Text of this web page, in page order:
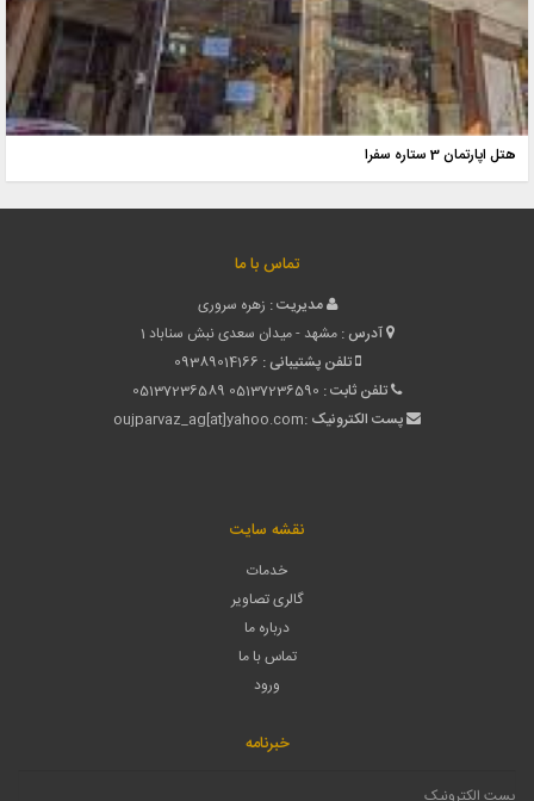
هتل اپارتمان 3 ستاره سفرا
تماس با ما
مدیریت : زهره سروری
آدرس : مشهد - میدان سعدی نبش سناباد 1
تلفن پشتیبانی : 09389014166
تلفن ثابت : 05137236590
05137236589
پست الکترونیک :oujparvaz_ag[at]yahoo.com
نقشه سایت
خدمات
گالری تصاویر
درباره ما
تماس با ما
ورود
خبرنامه